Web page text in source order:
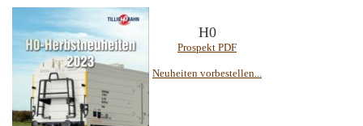
H0
Prospekt PDF
Neuheiten vorbestellen...